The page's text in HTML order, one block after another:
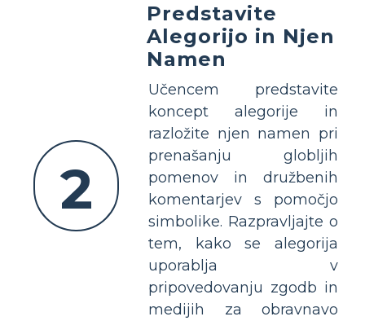
2
Predstavite
Alegorijo in Njen
Namen
Učencem predstavite
koncept alegorije in
razložite njen namen pri
prenašanju globljih
pomenov in družbenih
komentarjev s pomočjo
simbolike. Razpravljajte o
tem, kako se alegorija
uporablja v
pripovedovanju zgodb in
medijih za obravnavo